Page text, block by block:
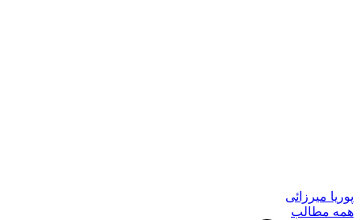
پوریا میرزائی
همه مطالب